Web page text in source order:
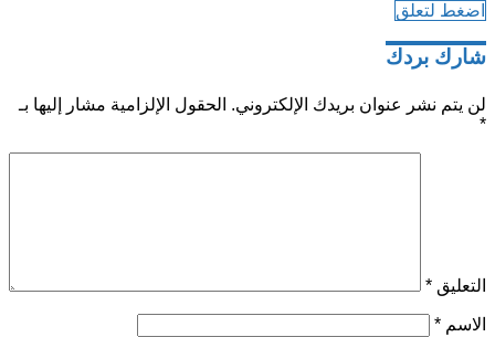
اضغط لتعلق
شارك بردك
لن يتم نشر عنوان بريدك الإلكتروني. الحقول الإلزامية مشار إليها بـ
*
التعليق *
الاسم *